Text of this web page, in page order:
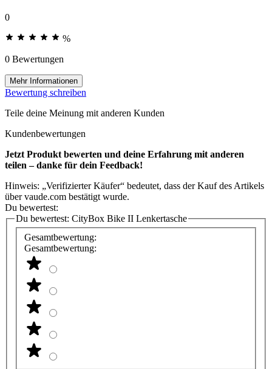
0
%
0 Bewertungen
Mehr Informationen
Bewertung schreiben
Teile deine Meinung mit anderen Kunden
Kundenbewertungen
Jetzt Produkt bewerten und deine Erfahrung mit anderen
teilen – danke für dein Feedback!
Hinweis: „Verifizierter Käufer“ bedeutet, dass der Kauf des Artikels
über vaude.com bestätigt wurde.
Du bewertest:
Du bewertest: CityBox Bike II Lenkertasche
Gesamtbewertung:
Gesamtbewertung: